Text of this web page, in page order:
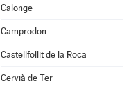
Calonge
Camprodon
Castellfollit de la Roca
Cervià de Ter